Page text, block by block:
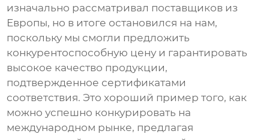
изначально рассматривал поставщиков из
Европы, но в итоге остановился на нам,
поскольку мы смогли предложить
конкурентоспособную цену и гарантировать
высокое качество продукции,
подтвержденное сертификатами
соответствия. Это хороший пример того, как
можно успешно конкурировать на
международном рынке, предлагая